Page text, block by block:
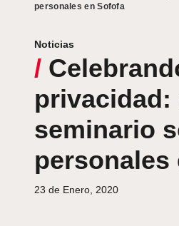
personales en Sofofa
Noticias
/
privacidad:
seminario
personales
23 de Enero, 2020